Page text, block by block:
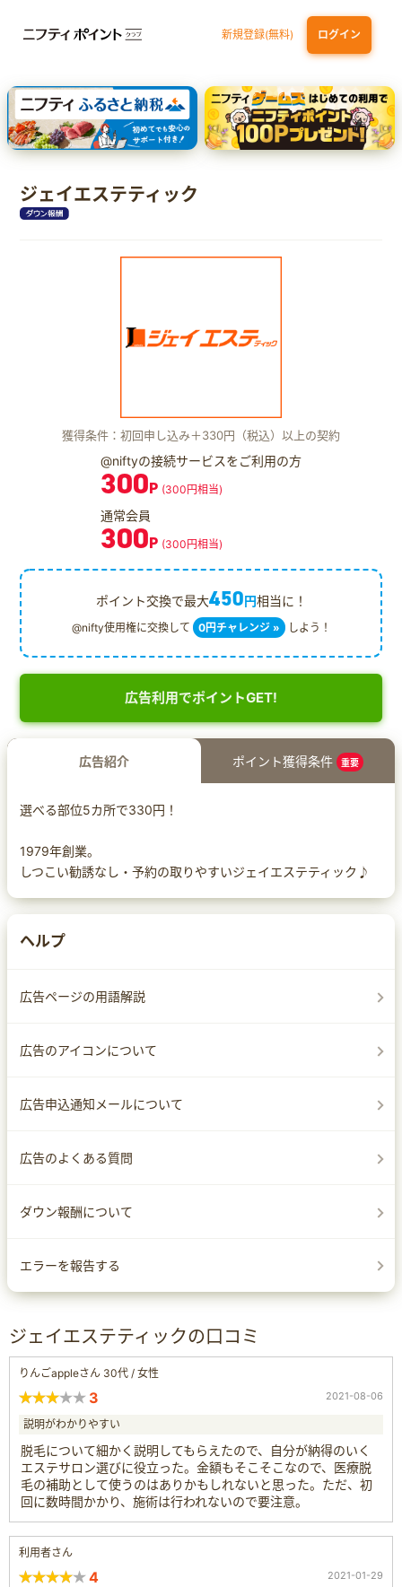
新規登録(無料) ログイン
dカード GOLD 三井住友カード ゴールド（NL）（家族カード発行）
【実質初月無料】DMM | Disney+(ディズニープラス) セットプラン
SBI証券 確定拠出年金（iDeCo）
ジェイエステティック
獲得条件：初回申し込み＋330円（税込）以上の契約
@niftyの接続サービスをご利用の方
300P (300円相当)
通常会員
300P (300円相当)
ポイント交換で最大450円相当に！
@nifty使用権に交換して 0円チャレンジ » しよう！
広告利用でポイントGET!
広告紹介 ポイント獲得条件 重要
選べる部位5カ所で330円！
1979年創業。
しつこい勧誘なし・予約の取りやすいジェイエステティック♪
ヘルプ
広告ページの用語解説
広告のアイコンについて
広告申込通知メールについて
広告のよくある質問
ダウン報酬について
エラーを報告する
ジェイエステティックの口コミ
りんごappleさん 30代 / 女性
3 2021-08-06
説明がわかりやすい
脱毛について細かく説明してもらえたので、自分が納得のいく
エステサロン選びに役立った。金額もそこそこなので、医療脱
毛の補助として使うのはありかもしれないと思った。ただ、初
回に数時間かかり、施術は行われないので要注意。
利用者さん
4 2021-01-29